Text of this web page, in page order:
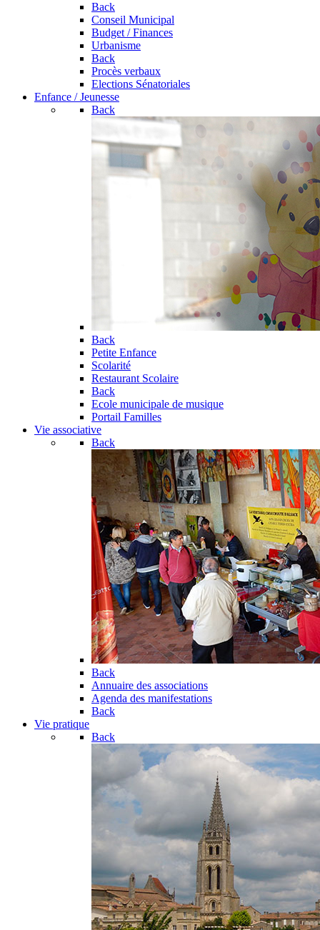
Back
Conseil Municipal
Budget / Finances
Urbanisme
Back
Procès verbaux
Elections Sénatoriales
Enfance / Jeunesse
Back
Back
Petite Enfance
Scolarité
Restaurant Scolaire
Back
Ecole municipale de musique
Portail Familles
Vie associative
Back
Back
Annuaire des associations
Agenda des manifestations
Back
Vie pratique
Back